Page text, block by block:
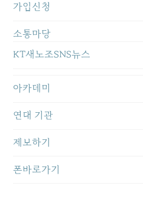
가입신청
소통마당
KT새노조SNS뉴스
아카데미
연대 기관
제보하기
폰바로가기